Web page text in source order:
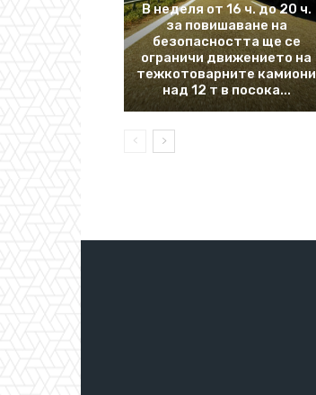
В неделя от 16 ч. до 20 ч.
за повишаване на
безопасността ще се
ограничи движението на
тежкотоварните камиони
над 12 т в посока...